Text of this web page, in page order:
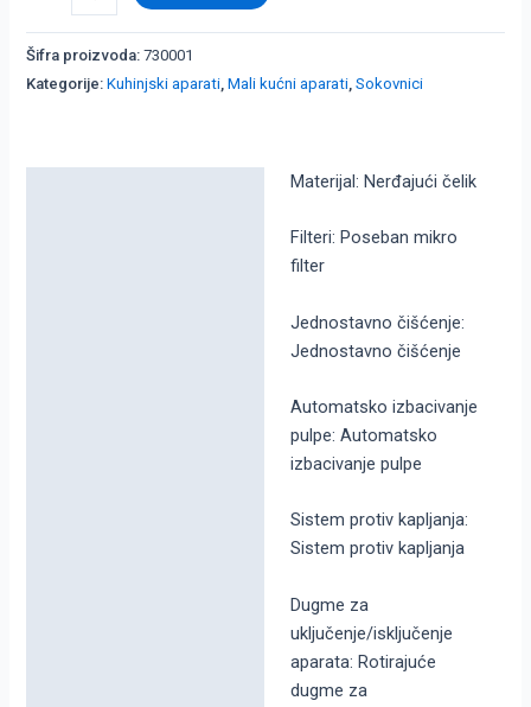
Šifra proizvoda:730001
Kategorije:Kuhinjski aparati ,Mali kućni aparati ,Sokovnici
Materijal: Nerđajući čelik
Filteri: Poseban mikro
filter
Jednostavno čišćenje:
Jednostavno čišćenje
Automatsko izbacivanje
pulpe: Automatsko
izbacivanje pulpe
Sistem protiv kapljanja:
Sistem protiv kapljanja
Dugme za
uključenje/isključenje
aparata: Rotirajuće
dugme za